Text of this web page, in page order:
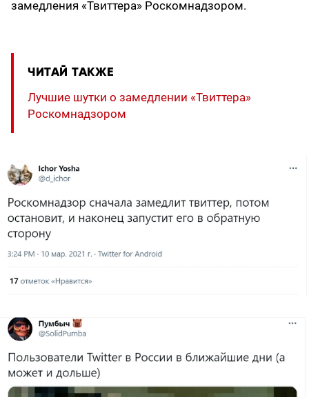
замедления «Твиттера» Роскомнадзором.
ЧИТАЙ ТАКЖЕ
Лучшие шутки о замедлении «Твиттера»
Роскомнадзором